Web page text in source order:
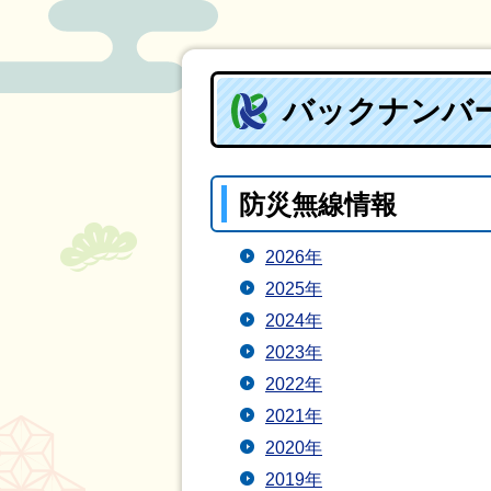
バックナンバ
防災無線情報
2026年
2025年
2024年
2023年
2022年
2021年
2020年
2019年